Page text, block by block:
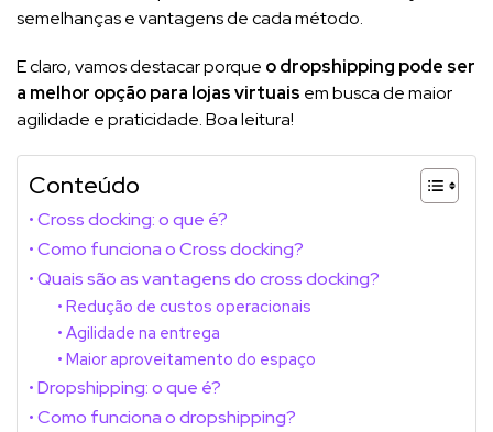
semelhanças e vantagens de cada método.
E claro, vamos destacar porque o dropshipping pode ser
a melhor opção para lojas virtuais em busca de maior
agilidade e praticidade. Boa leitura!
Conteúdo
Cross docking: o que é?
Como funciona o Cross docking?
Quais são as vantagens do cross docking?
Redução de custos operacionais
Agilidade na entrega
Maior aproveitamento do espaço
Dropshipping: o que é?
Como funciona o dropshipping?